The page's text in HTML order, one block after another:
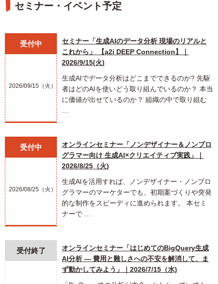
セミナー・イベント予定
受付中
2026/09/15（火）
セミナー「生成AIのデータ分析 現場のリアルと
これから」 【a2i DEEP Connection】｜
2026/9/15(火)
生成AIでデータ分析はどこまでできるのか? 先駆
者はどのAIを使いどう取り組んでいるのか？ 本当
に価値が出せているのか？ 組織の中で取り組む
受付中
2026/08/25（火）
オンラインセミナー「ノンデザイナー＆ノンプロ
グラマー向け 生成AI×クリエイティブ実践」｜
2026/8/25（火)
生成AIを活用すれば、ノンデザイナー・ノンプロ
グラマーのマーケターでも、初期案づくりや突発
的な制作をスピーディに進められます。 本セミ
ナーで …
受付終了
オンラインセミナー「はじめてのBigQuery生成
AI分析 ― 費用と難しさへの不安を解消して、ま
ず動かしてみよう」｜2026/7/15（水)